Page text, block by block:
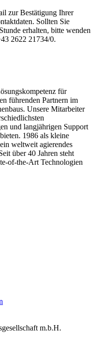
zur Bestätigung Ihrer
Sollten Sie
erhalten, bitte wenden
2622 21734/0.
für
führenden Partnern im
Unsere Mitarbeiter
und langjährigen Support
1986 als kleine
weltweit agierendes
über 40 Jahren steht
of-the-Art Technologien
m.b.H.